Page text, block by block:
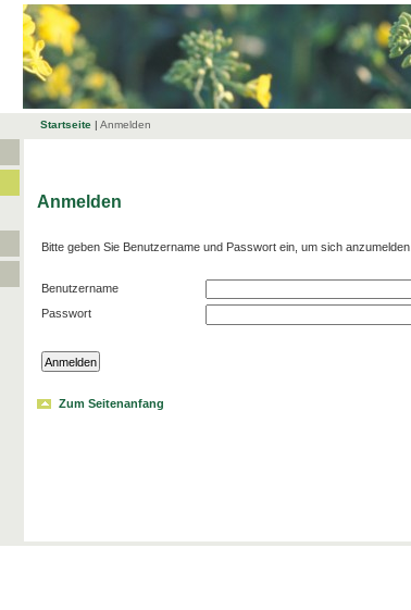
Startseite | Anmelden
Anmelden
Bitte geben Sie Benutzername und Passwort ein, um sich anzumelden.
Benutzername
Passwort
Zum Seitenanfang